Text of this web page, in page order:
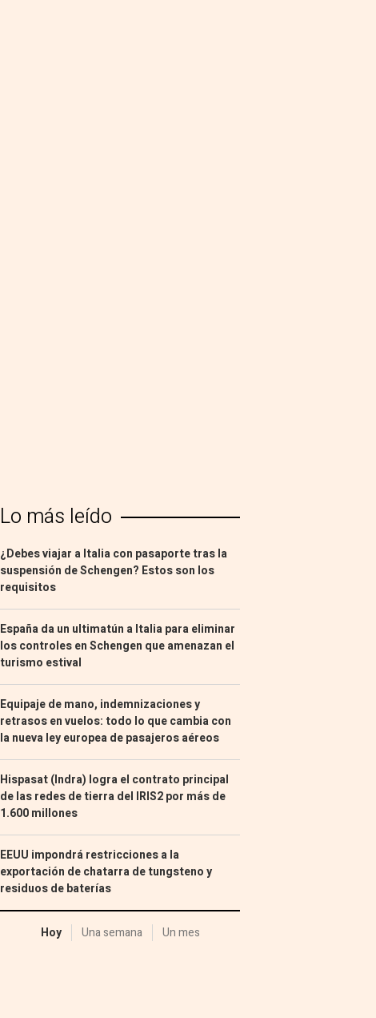
Lo más leído
¿Debes viajar a Italia con pasaporte tras la
suspensión de Schengen? Estos son los
requisitos
España da un ultimatún a Italia para eliminar
los controles en Schengen que amenazan el
turismo estival
Equipaje de mano, indemnizaciones y
retrasos en vuelos: todo lo que cambia con
la nueva ley europea de pasajeros aéreos
Hispasat (Indra) logra el contrato principal
de las redes de tierra del IRIS2 por más de
1.600 millones
EEUU impondrá restricciones a la
exportación de chatarra de tungsteno y
residuos de baterías
Hoy Una semana Un mes